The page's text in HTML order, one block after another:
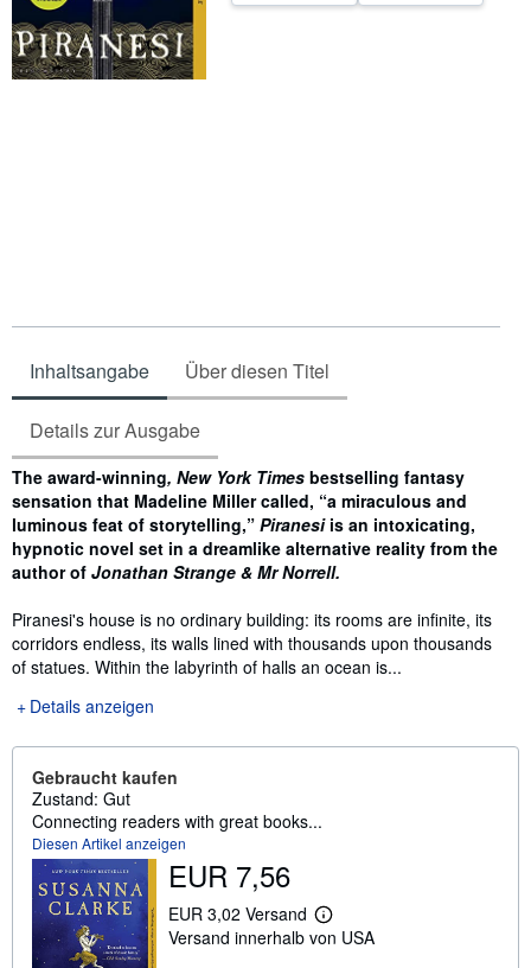
Inhaltsangabe Über diesen Titel
Details zur Ausgabe
Inhaltsangabe
The award-winning, New York Times bestselling fantasy
sensation that Madeline Miller called, “a miraculous and
luminous feat of storytelling,” Piranesi is an intoxicating,
hypnotic novel set in a dreamlike alternative reality from the
author of Jonathan Strange & Mr Norrell.
Piranesi's house is no ordinary building: its rooms are infinite, its
corridors endless, its walls lined with thousands upon thousands
of statues. Within the labyrinth of halls an ocean is...
Details anzeigen
Gebraucht kaufen
Zustand: Gut
Connecting readers with great books...
Diesen Artikel anzeigen
EUR 7,56
EUR 3,02 Versand
W
e
Versand innerhalb von USA